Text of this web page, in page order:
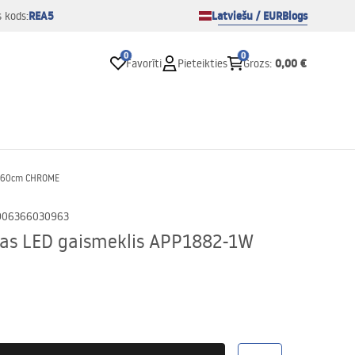
kods:REA5 Latviešu / EURBlogs
0
Favorīti Pieteikties
0
Grozs: 0,00 €
CHROME
LED gaismeklis APP1882-1W